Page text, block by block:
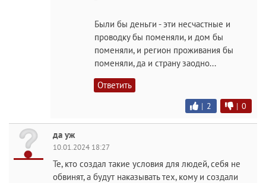
Были бы деньги - эти несчастные и
проводку бы поменяли, и дом бы
поменяли, и регион проживания бы
поменяли, да и страну заодно...
Ответить
| 2 | 0
да уж
10.01.2024 18:27
Те, кто создал такие условия для людей, себя не
обвинят, а будут наказывать тех, кому и создали